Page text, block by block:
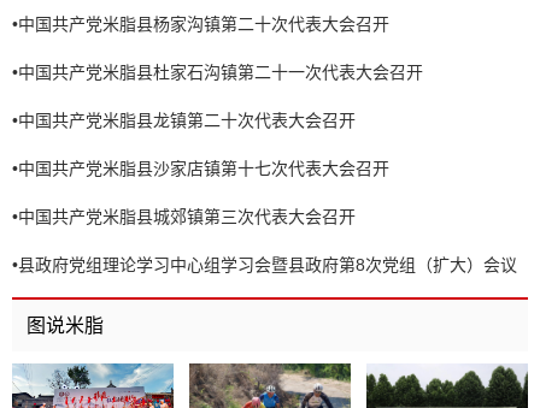
•中国共产党米脂县杨家沟镇第二十次代表大会召开
•中国共产党米脂县杜家石沟镇第二十一次代表大会召开
•中国共产党米脂县龙镇第二十次代表大会召开
•中国共产党米脂县沙家店镇第十七次代表大会召开
•中国共产党米脂县城郊镇第三次代表大会召开
•县政府党组理论学习中心组学习会暨县政府第8次党组（扩大）会议
召开
图说米脂